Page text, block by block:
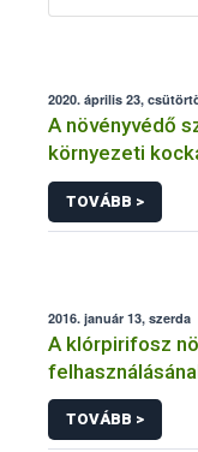
2020. április 23,
A növényvédő
környezeti
TOVÁBB >
2016. január 13, szerda
A klórpirifosz
TOVÁBB >